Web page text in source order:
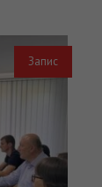
Запис